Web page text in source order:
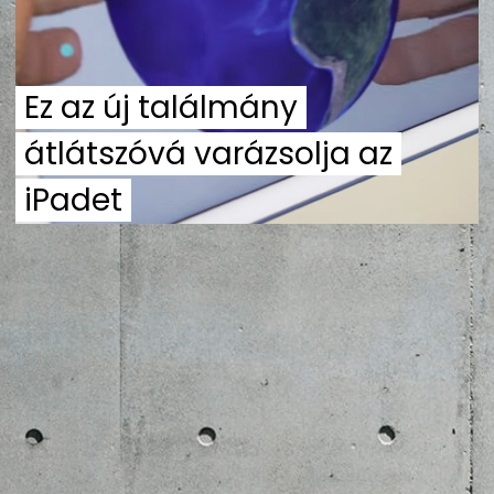
ZENE
IMPRESSZUM
PR-ARCHÍVUM
ADATKEZELÉSI TÁJÉKOZTATÓ
Ez az új találmány
átlátszóvá varázsolja az
iPadet